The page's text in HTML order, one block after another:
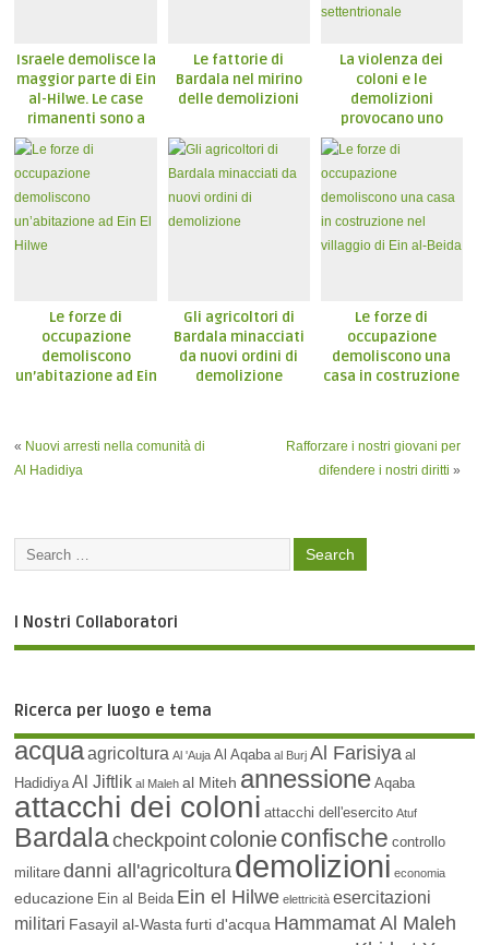
Israele demolisce la
maggior parte di Ein
al-Hilwe. Le case
rimanenti sono a
Le fattorie di
Bardala nel mirino
delle demolizioni
La violenza dei
coloni e le
demolizioni
provocano uno
massa dalla valle
del Giordano
settentrionale
Le forze di
occupazione
demoliscono
un’abitazione ad Ein
Gli agricoltori di
Bardala minacciati
da nuovi ordini di
demolizione
Le forze di
occupazione
demoliscono una
casa in costruzione
« Nuovi arresti nella comunità di
Al Hadidiya
Rafforzare i nostri giovani per
difendere i nostri diritti »
I Nostri Collaboratori
Ricerca per luogo e tema
acquaagricoltura Al 'Auja Al Aqaba al Burj Al Farisiya al
Hadidiya Al Jiftlik al Maleh al Miteh annessione Aqaba
attacchi dei coloni attacchi dell'esercito Atuf
Bardalacheckpointcolonieconfische controllo
militare danni all'agricoltura demolizioni economia
educazione Ein al Beida Ein el Hilwe elettricità esercitazioni
militari Fasayil al-Wasta furti d'acqua Hammamat Al Maleh